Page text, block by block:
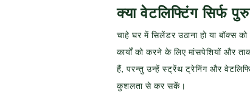
क्या वेटलिफ्टिंग सिर्फ
चाहे घर में सिलेंडर उठाना हो या बॉक्स
कार्यों को करने के लिए मांसपेशियों और
हैं, परन्तु उन्हें स्ट्रेंथ ट्रेनिंग और
कुशलता से कर सकें।